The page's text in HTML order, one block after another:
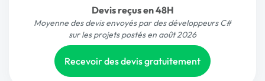
Devis reçus en 48H
Moyenne des devis envoyés par des développeurs C#
sur les projets postés en août 2026
Recevoir des devis gratuitement